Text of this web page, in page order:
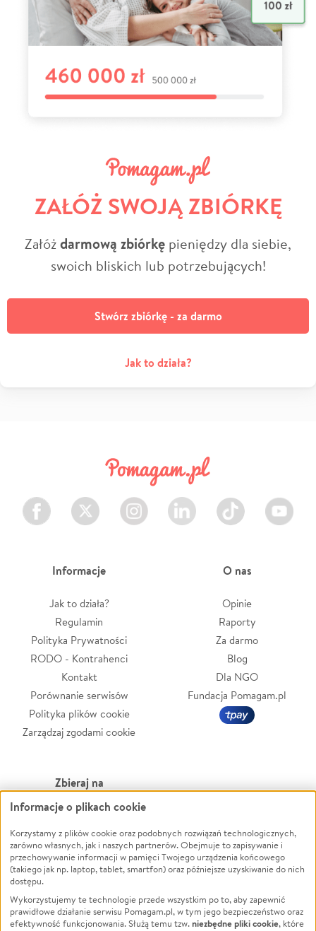
ZAŁÓŻ SWOJĄ ZBIÓRKĘ
Załóżdarmową zbiórkę pieniędzy dla siebie,
swoich bliskich lub potrzebujących!
Stwórz zbiórkę - za darmo
Jak to działa?
Facebook Twitter Instagram LinkedIn TikTok Youtube
Informacje
Jak to działa?
Regulamin
Polityka Prywatności
RODO - Kontrahenci
Kontakt
Porównanie serwisów
Polityka plików cookie
Zarządzaj zgodami cookie
O nas
Opinie
Raporty
Za darmo
Blog
Dla NGO
Fundacja Pomagam.pl
Zbieraj na
Leczenie
Zwierzęta
Pożar
Ukraina
Pomoc Finansowa
Projekty
Powódź
Wichura
NGO
Edukacja
Podróż
Informacje o plikach cookie
Korzystamy z plików cookie oraz podobnych rozwiązań technologicznych,
zarówno własnych, jak i naszych partnerów. Obejmuje to zapisywanie i
przechowywanie informacji w pamięci Twojego urządzenia końcowego
(takiego jak np. laptop, tablet, smartfon) oraz późniejsze uzyskiwanie do nich
dostępu.
Wykorzystujemy te technologie przede wszystkim po to, aby zapewnić
prawidłowe działanie serwisu Pomagam.pl, w tym jego bezpieczeństwo oraz
efektywność funkcjonowania. Służą temu tzw.niezbędne pliki cookie, które